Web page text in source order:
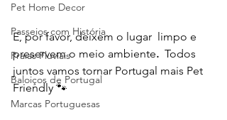
Pet Home Decor
Passeios com História
Praias Fluviais
Baloiços de Portugal
Marcas Portuguesas
E, por favor, deixem o lugar  limpo e
preservem o meio ambiente. Todos
juntos vamos tornar Portugal mais Pet
Friendly 🐾